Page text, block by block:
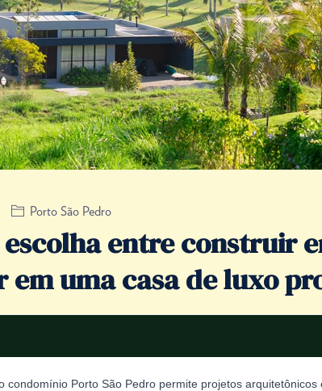
Porto São Pedro
escolha entre construir
uma casa de luxo
condomínio Porto São Pedro permite projetos arquitetônicos